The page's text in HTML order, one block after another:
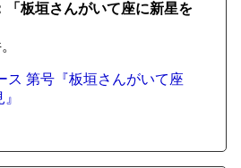
板垣さんがいて座に新星を
ス 第号『板垣さんがいて座